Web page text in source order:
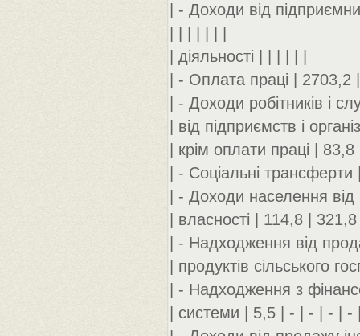
| - Доходи від
| діяльності | | | | | |
| - Оплата праці |
| - Доходи робітників і
| від підприємств і
| крім оплати праці |
| - Соціальні
| - Доходи населення
| власності | 114,8 |
| - Надходження від
| продуктів сільського
| - Надходження з
| системи | 5,5 | - | - | - | -